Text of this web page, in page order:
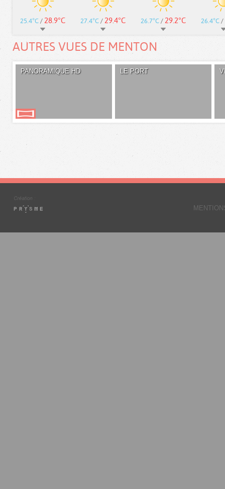
25.4°C / 28.9°C 27.4°C / 29.4°C 26.7°C / 29.2°C 26.4°C /
AUTRES VUES DE MENTON
PANORAMIQUE HD LE PORT